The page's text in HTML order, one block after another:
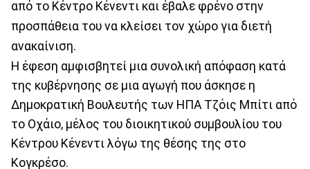
από το Κέντρο Κένεντι και έβαλε φρένο στην
προσπάθεια του να κλείσει τον χώρο για διετή
ανακαίνιση.
Η έφεση αμφισβητεί μια συνολική απόφαση κατά
της κυβέρνησης σε μια αγωγή που άσκησε η
Δημοκρατική Βουλευτής των ΗΠΑ Τζόις Μπίτι από
το Οχάιο, μέλος του διοικητικού συμβουλίου του
Κέντρου Κένεντι λόγω της θέσης της στο
Κογκρέσο.